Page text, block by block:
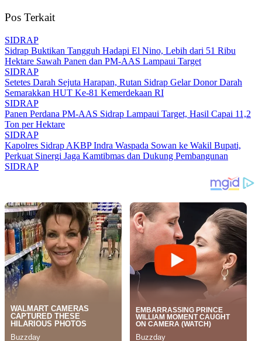
Pos Terkait
SIDRAP
Sidrap Buktikan Tangguh Hadapi El Nino, Lebih dari 51 Ribu
Hektare Sawah Panen dan PM-AAS Lampaui Target
SIDRAP
Setetes Darah Sejuta Harapan, Rutan Sidrap Gelar Donor Darah
Semarakkan HUT Ke-81 Kemerdekaan RI
SIDRAP
Panen Perdana PM-AAS Sidrap Lampaui Target, Hasil Capai 11,2
Ton per Hektare
SIDRAP
Kapolres Sidrap AKBP Indra Waspada Sowan ke Wakil Bupati,
Perkuat Sinergi Jaga Kamtibmas dan Dukung Pembangunan
SIDRAP